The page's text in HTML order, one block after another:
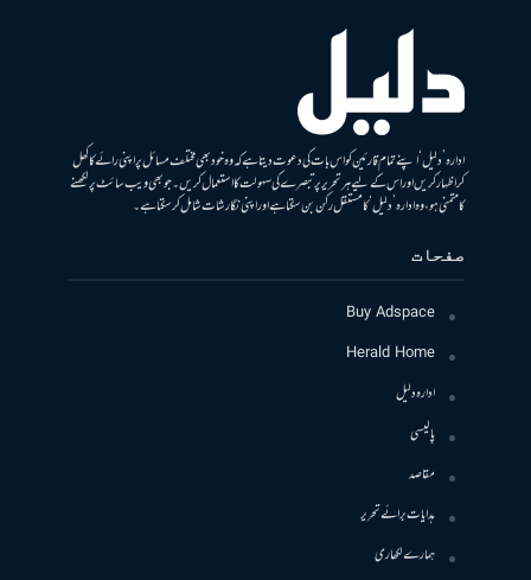
ادارہ ’دلیل‘ اپنے تمام قارئین کو اس بات کی دعوت دیتا ہے کہ وہ خود بھی مختلف مسائل پر اپنی رائے کا کھل
کر اظہار کریں اور اس کے لیے ہر تحریر پر تبصرے کی سہولت کا استعمال کریں۔ جو بھی ویب سائٹ پر لکھنے
کا متمنی ہو، وہ ادارہ ’دلیل‘ کا مستقل رکن بن سکتا ہے اور اپنی نگارشات شامل کرسکتا ہے۔
صفحات
Buy Adspace
Herald Home
ادارہ دلیل
پالیسی
مقاصد
ہدایات برائے تحریر
ہمارے لکھاری